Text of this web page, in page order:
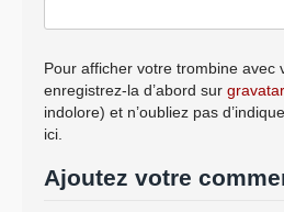
Pour afficher votre trombine avec
enregistrez-la d’abord sur
indolore) et n’oubliez pas
ici.
Ajoutez votre